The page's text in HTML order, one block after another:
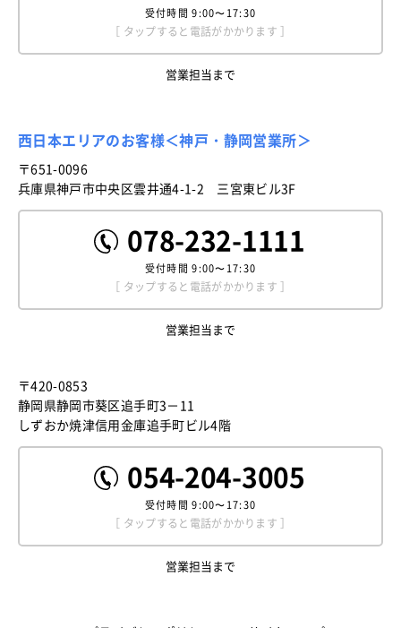
受付時間9:00〜17:30
［ タップすると電話がかかります ］
営業担当まで
西日本エリアのお客様＜神戸・静岡営業所＞
〒651-0096
兵庫県神戸市中央区雲井通4-1-2 三宮東ビル3F
078-232-1111
受付時間9:00〜17:30
［ タップすると電話がかかります ］
営業担当まで
〒420-0853
静岡県静岡市葵区追手町3－11
しずおか焼津信用金庫追手町ビル4階
054-204-3005
受付時間9:00〜17:30
［ タップすると電話がかかります ］
営業担当まで